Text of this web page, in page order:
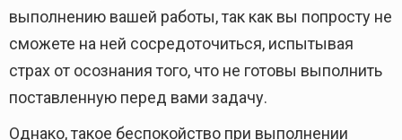
выполнению вашей работы, так как вы попросту не
сможете на ней сосредоточиться, испытывая
страх от осознания того, что не готовы выполнить
поставленную перед вами задачу.
Однако, такое беспокойство при выполнении